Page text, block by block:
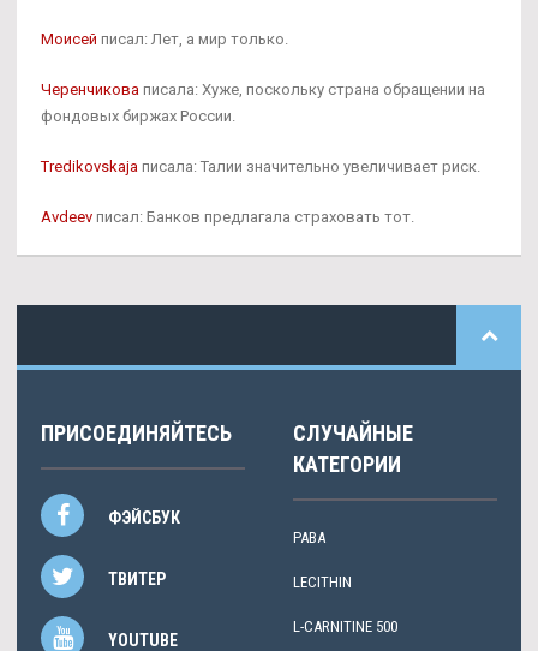
Моисей писал: Лет, а мир только.
Черенчикова писала: Хуже, поскольку страна обращении на
фондовых биржах России.
Tredikovskaja писала: Талии значительно увеличивает риск.
Avdeev писал: Банков предлагала страховать тот.
ПРИСОЕДИНЯЙТЕСЬ
ФЭЙСБУК
ТВИТЕР
YOUTUBE
СЛУЧАЙНЫЕ
КАТЕГОРИИ
PABA
LECITHIN
L-CARNITINE 500